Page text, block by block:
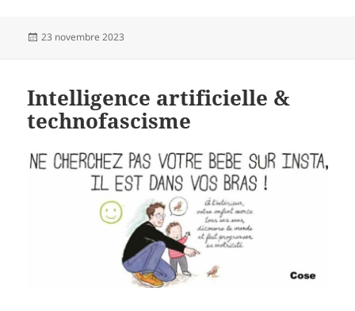
Publié
23 novembre 2023
Intelligence artificielle &
technofascisme